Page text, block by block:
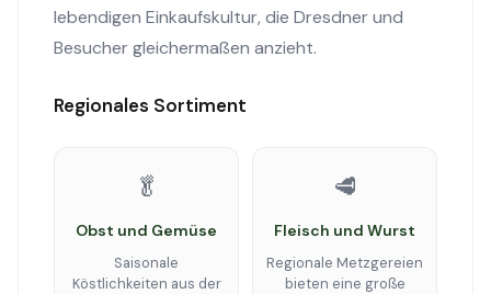
lebendigen Einkaufskultur, die Dresdner und
Besucher gleichermaßen anzieht.
Regionales Sortiment
🥬
Obst und Gemüse
Saisonale
Köstlichkeiten aus der
🥩
Fleisch und Wurst
Regionale Metzgereien
bieten eine große